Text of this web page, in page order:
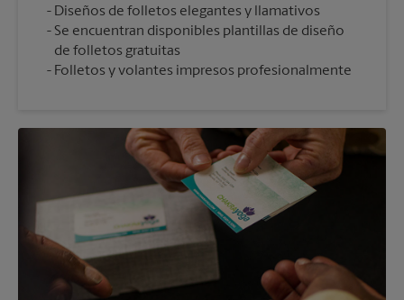
Diseños de folletos elegantes y llamativos
Se encuentran disponibles plantillas de diseño
de folletos gratuitas
Folletos y volantes impresos profesionalmente